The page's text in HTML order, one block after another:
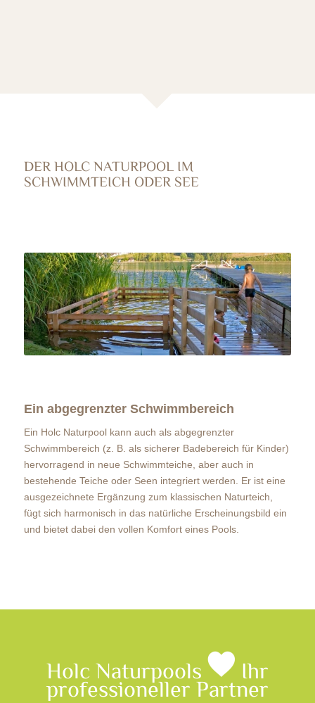
DER HOLC NATURPOOL IM
SCHWIMMTEICH ODER SEE
Ein abgegrenzter Schwimmbereich
Ein Holc Naturpool kann auch als abgegrenzter
Schwimmbereich (z. B. als sicherer Badebereich für Kinder)
hervorragend in neue Schwimmteiche, aber auch in
bestehende Teiche oder Seen integriert werden. Er ist eine
ausgezeichnete Ergänzung zum klassischen Naturteich,
fügt sich harmonisch in das natürliche Erscheinungsbild ein
und bietet dabei den vollen Komfort eines Pools.
Holc Naturpools
Ihr
professioneller Partner